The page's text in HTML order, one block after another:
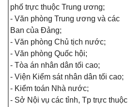
phố trực thuộc Trung ương;
- Văn phòng Trung ương và các
Ban của Đảng;
- Văn phòng Chủ tịch nước;
- Văn phòng Quốc hội;
- Tòa án nhân dân tối cao;
- Viện Kiểm sát nhân dân tối cao;
- Kiểm toán Nhà nước;
- Sở Nội vụ các tỉnh, Tp trực thuộc